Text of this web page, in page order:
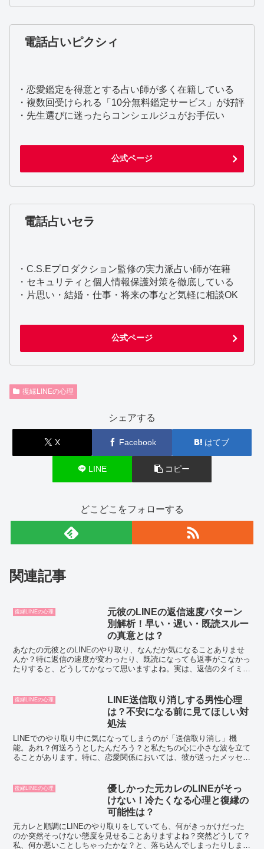
電話占いピクシィ
・恋愛鑑定を得意とする占い師が多く在籍している
・複数回受けられる「10分無料鑑定サービス」が好評
・先生選びに迷ったらコンシェルジュがお手伝い
公式ページ
電話占いセラ
・C.S.Eプロダクション監修の実力派占い師が在籍
・セキュリティと個人情報保護対策を徹底している
・片思い・結婚・仕事・将来の事など気軽に相談OK
公式ページ
復縁LINEの心理
シェアする
X Facebook はてブ
LINE コピー
どこどこをフォローする
関連記事
復縁LINEの心理
元彼のLINEの返信速度パターン
別解析！早い・遅い・既読スルー
の真意とは？
あなたの元彼とのLINEのやり取り、なんだか気になることありませ
んか？特に返信の速度が変わったり、既読になっても返事がこなかっ
たりすると、どうしてかなって思いますよね。実は、返信のタイミン
復縁LINEの心理
LINE送信取り消しする男性心理
は？不安になる前に見てほしい対
処法
LINEでのやり取り中に気になってしまうのが「送信取り消し」機
能。あれ？何送ろうとしたんだろう？と私たちの心に小さな波を立て
ることがあります。特に、恋愛関係においては、彼が送ったメッセー
復縁LINEの心理
優しかった元カレのLINEがそっ
けない！冷たくなる心理と復縁の
可能性は？
元カレと順調にLINEのやり取りをしていても、何がきっかけだった
のか突然そっけない態度を見せることありますよね？突然どうして？
私、何か悪いことしちゃったかな？と、落ち込んでしまったりしま